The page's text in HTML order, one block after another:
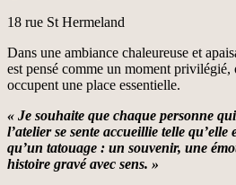
18 rue St Hermeland
Dans une ambiance chaleureuse et
est pensé comme un moment privilégié,
occupent une place essentielle.
« Je souhaite que chaque personne
l’atelier se sente accueillie telle qu’elle
qu’un tatouage : un souvenir, une
histoire gravé avec sens. »